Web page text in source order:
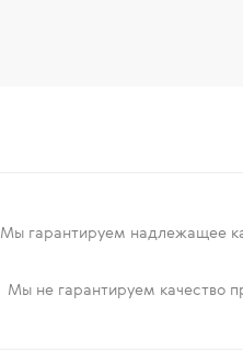
Мы гарантируем надлежащее
Мы не гарантируем качество